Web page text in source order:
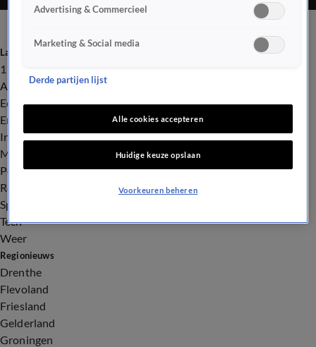
Laatste nieuws
112
Advies & Tips
Economie
Entertainment
Infrastructuur
Milieu en Gezondheid
Politiek
Royalty
Sport
Tech
Weer
Regionieuws
Drenthe
Flevoland
Friesland
Gelderland
Groningen
Advertising & Commercieel
Marketing & Social media
Derde partijen lijst
Alle cookies accepteren
Huidige keuze opslaan
Voorkeuren beheren